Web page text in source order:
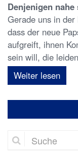
Denjenigen
Gerade uns in
dass der neue
aufgreift, ihnen
sein will, die
Weiter lesen
Suche